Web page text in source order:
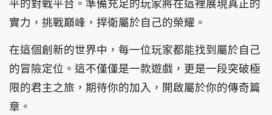
平的對戰平台。準備充足的玩家將在這裡展現真正的
實力，挑戰巔峰，捍衛屬於自己的榮耀。
在這個創新的世界中，每一位玩家都能找到屬於自己
的冒險定位。這不僅僅是一款遊戲，更是一段突破極
限的君主之旅，期待你的加入，開啟屬於你的傳奇篇
章。